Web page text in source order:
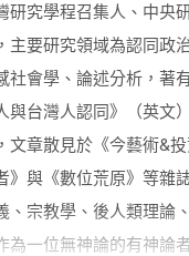
研究學程召集人、中央
主要研究領域為認同政
社會學、論述分析，著
與台灣人認同》（英文
文章散見於《今藝術&
》與《數位荒原》等雜
、宗教學、後人類理論
為一位無神論的有神論